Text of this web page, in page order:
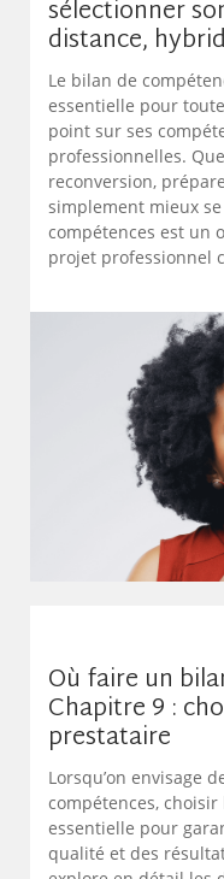
sélectionner
distance,
Le bilan de
essentielle pour
point sur ses
professionnelles.
reconversion,
simplement mieux
compétences est un
projet professionnel
Où faire un
Chapitre 9 :
prestataire
Lorsqu’on envisage
compétences,
essentielle pour
qualité et des